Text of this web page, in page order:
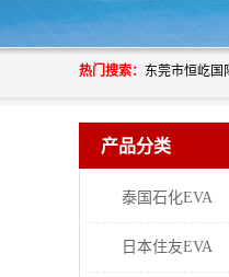
热门搜索：
产品分类
泰国石化EVA
日本住友EVA